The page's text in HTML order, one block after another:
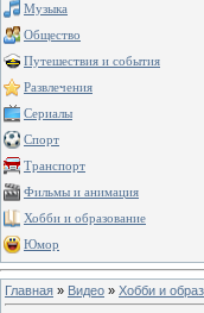
Музыка
Общество
Путешествия и события
Развлечения
Сериалы
Спорт
Транспорт
Фильмы и анимация
Хобби и образование
Юмор
Главная » Видео » Хобби и